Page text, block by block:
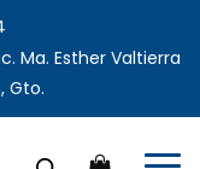
Ma. Esther Valtierra
Gto.